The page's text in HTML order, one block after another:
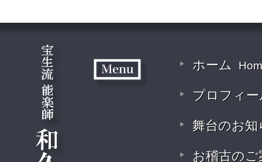
ホーム
プロフィ
舞台のお
お稽古の